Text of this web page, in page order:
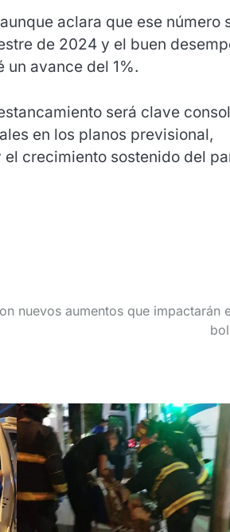
aclara que ese número
de 2024 y el buen
un avance del 1%.
será clave
en los planos previsional,
crecimiento sostenido del
nuevos aumentos que impactarán